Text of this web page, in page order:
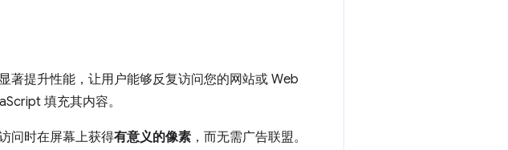
著提升性能，让用户能够反复访问您的网站或 Web
填充其内容。
问时在屏幕上获得有意义的像素 ，而无需广告联盟。